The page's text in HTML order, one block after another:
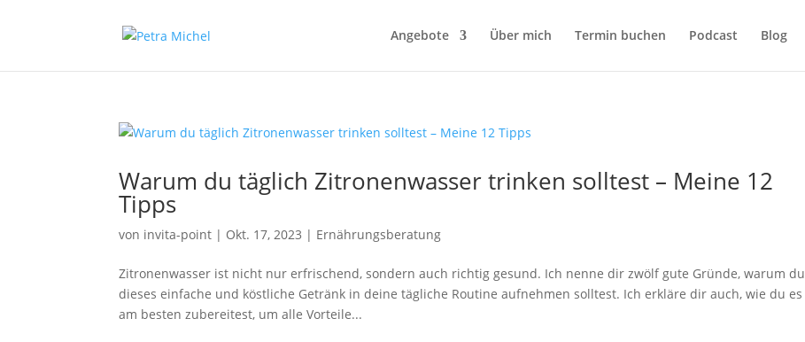
Angebote Über mich Termin buchen Podcast Blog
Warum du täglich Zitronenwasser trinken solltest – Meine 12
Tipps
von invita-point | Okt. 17, 2023 | Ernährungsberatung
Zitronenwasser ist nicht nur erfrischend, sondern auch richtig gesund. Ich nenne dir zwölf gute Gründe, warum du
dieses einfache und köstliche Getränk in deine tägliche Routine aufnehmen solltest. Ich erkläre dir auch, wie du es
am besten zubereitest, um alle Vorteile...